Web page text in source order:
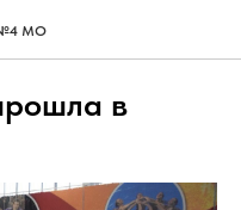
№4 МО
в